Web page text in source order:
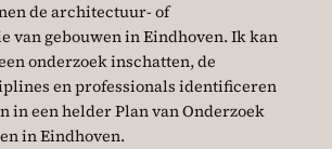
de architectuur- of
gebouwen in Eindhoven. Ik kan
onderzoek inschatten, de
en professionals identificeren
in een helder Plan van Onderzoek
in Eindhoven.